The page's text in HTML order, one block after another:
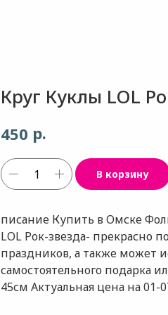
Круг Куклы LOL
450 р.
В корзину
писание Купить в Омске
LOL Рок-звезда- прекрасно
праздников, а также может
самостоятельного подарка
45см Актуальная цена на 01-